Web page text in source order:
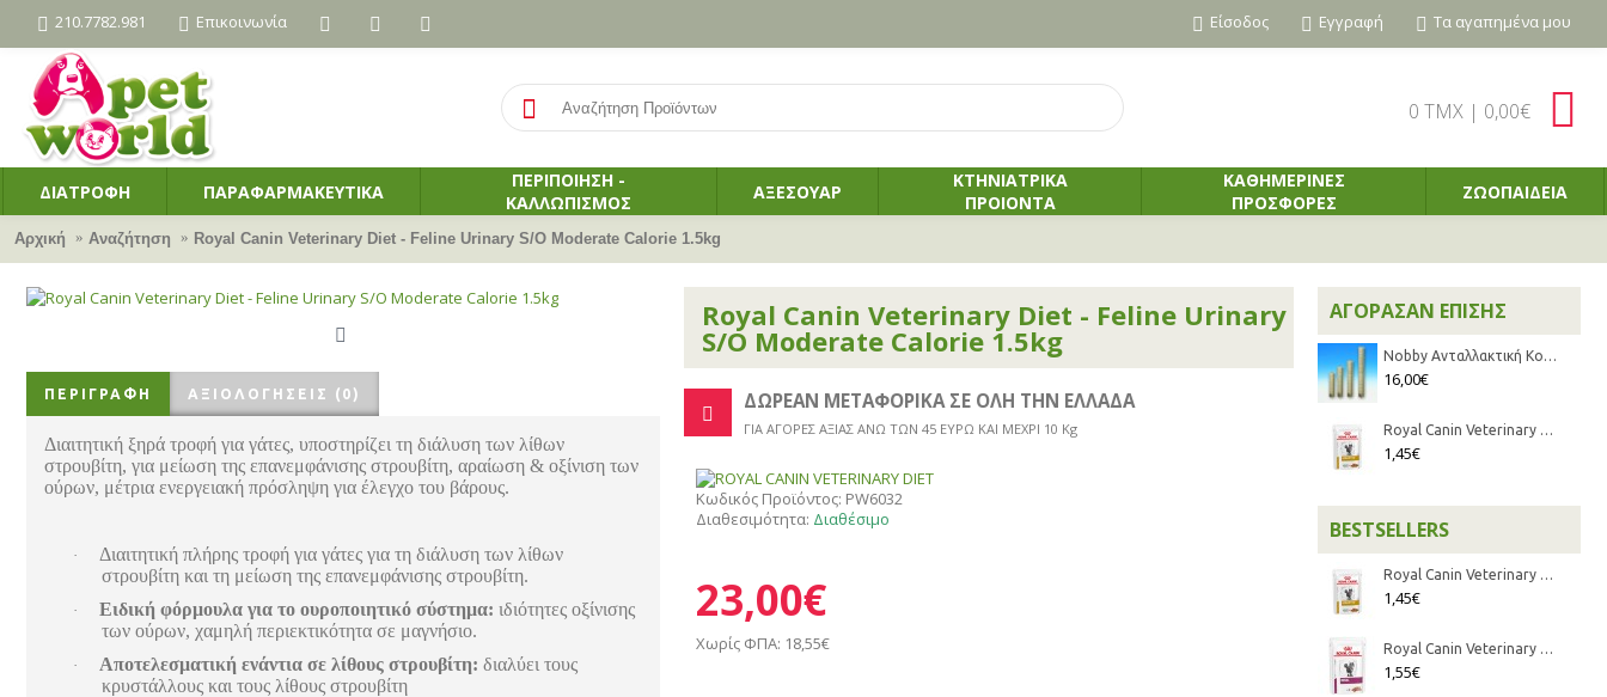
210.7782.981 Επικοινωνία Είσοδος Εγγραφή Τα αγαπημένα μου
0 TMX | 0,00€
ΔΙΑΤΡΟΦΗ ΠΑΡΑΦΑΡΜΑΚΕΥΤΙΚΑ
ΠΕΡΙΠΟΙΗΣΗ -
ΚΑΛΛΩΠΙΣΜΟΣ
ΑΞΕΣΟΥΑΡ
ΚΤΗΝΙΑΤΡΙΚΑ
ΠΡΟΙΟΝΤΑ
ΚΑΘΗΜΕΡΙΝΕΣ
ΠΡΟΣΦΟΡΕΣ
ΖΩΟΠΑΙΔΕΙΑ
Αρχική Αναζήτηση Royal Canin Veterinary Diet - Feline Urinary S/O Moderate Calorie 1.5kg
ΑΓΌΡΑΣΑΝ ΕΠΊΣΗΣ
Nobby Ανταλλακτική Κολώνα για Ονυχοδρόμιο 50x9cm
16,00€
Royal Canin Veterinary Diet - Feline Urinary S/O κομματάκια σε σάλτσα 85gr
1,45€
BESTSELLERS
Royal Canin Veterinary Diet - Feline Urinary S/O κομματάκια σε σάλτσα 85gr
1,45€
Royal Canin Veterinary Diet - Feline Renal Mousse 85gr
1,55€
ΠΕΡΙΓΡΑΦΉ ΑΞΙΟΛΟΓΉΣΕΙΣ (0)
Διαιτητική ξηρά τροφή για γάτες, υποστηρίζει τη διάλυση των λίθων
στρουβίτη, για μείωση της επανεμφάνισης στρουβίτη, αραίωση & οξίνιση των
ούρων, μέτρια ενεργειακή πρόσληψη για έλεγχο του βάρους.
·
Διαιτητική πλήρης τροφή για γάτες για τη διάλυση των λίθων
στρουβίτη και τη μείωση της επανεμφάνισης στρουβίτη.
· Ειδική φόρμουλα για το ουροποιητικό σύστημα: ιδιότητες οξίνισης
των ούρων, χαμηλή περιεκτικότητα σε μαγνήσιο.
· Αποτελεσματική ενάντια σε λίθους στρουβίτη: διαλύει τους
κρυστάλλους και τους λίθους στρουβίτη
Royal Canin Veterinary Diet - Feline Urinary
S/O Moderate Calorie 1.5kg
ΔΩΡΕΑΝ ΜΕΤΑΦΟΡΙΚΑ ΣΕ ΟΛΗ ΤΗΝ ΕΛΛΑΔΑ
ΓΙΑ ΑΓΟΡΕΣ ΑΞΙΑΣ ΑΝΩ ΤΩΝ 45 ΕΥΡΩ ΚΑΙ ΜΕΧΡΙ 10 Kg
Κωδικός Προϊόντος: PW6032
Διαθεσιμότητα: Διαθέσιμο
23,00€
Χωρίς ΦΠΑ: 18,55€